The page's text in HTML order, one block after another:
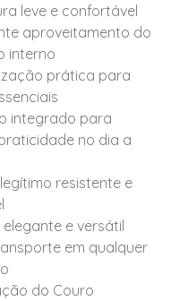
leve e confortável
aproveitamento do
interno
prática para
integrado para
no dia a
resistente e
elegante e versátil
em qualquer
do Couro